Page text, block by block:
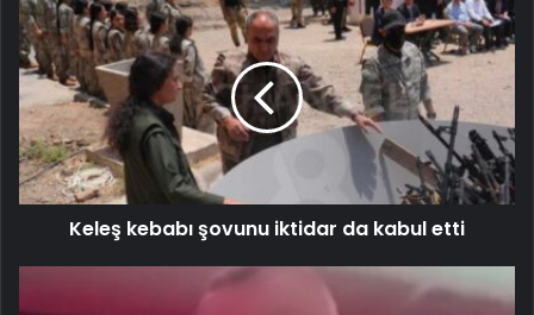
Keleş kebabı şovunu iktidar da kabul etti